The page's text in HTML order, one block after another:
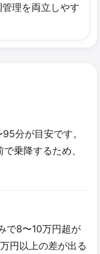
理を両立しやす
分が目安です。
乗降するため、
で8〜10万円超が
円以上の差が出る